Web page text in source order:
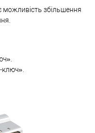
можливість збільшення